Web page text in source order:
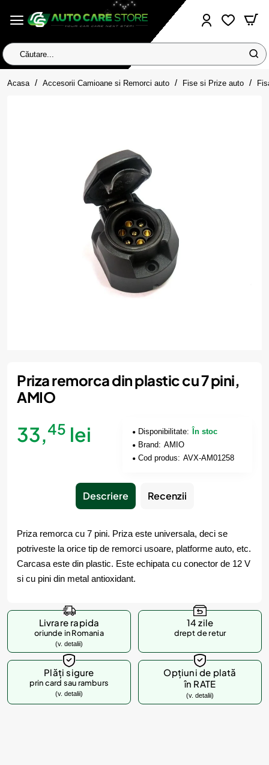
Căutare...
Acasa homeAccesorii Camioane si Remorci auto Fise si Prize auto
Priza remorca din plastic cu 7 pini,
AMIO
33,45 lei Disponibilitate:
În stoc
Brand: AMIO
Cod produs: AVX-AM01258
Descriere Recenzii
Priza remorca cu 7 pini. Priza este universala, deci se
potriveste la orice tip de remorci usoare, platforme auto, etc.
Carcasa este din plastic. Este echipata cu conector de 12 V
si cu pini din metal antioxidant.
Livrare rapida
oriunde in Romania
(v. detalii)
14 zile
drept de retur
Plăți sigure
prin card sau ramburs
(v. detalii)
Opțiuni de plată
în RATE
(v. detalii)